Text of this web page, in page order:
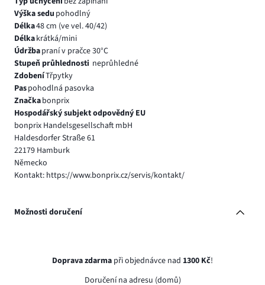
Výška sedu pohodlný
Délka48 cm (ve vel. 40/42)
Délkakrátká/mini
Údržbapraní v pračce 30°C
Stupeň průhlednosti neprůhledné
ZdobeníTřpytky
Paspohodlná pasovka
Značkabonprix
Hospodářský subjekt odpovědný EU
bonprix Handelsgesellschaft mbH
Haldesdorfer Straße 61
22179 Hamburk
Německo
Kontakt: https://www.bonprix.cz/servis/kontakt/
Možnosti doručení
Doprava zdarma při objednávce nad 1300 Kč!
Doručení na adresu (domů)